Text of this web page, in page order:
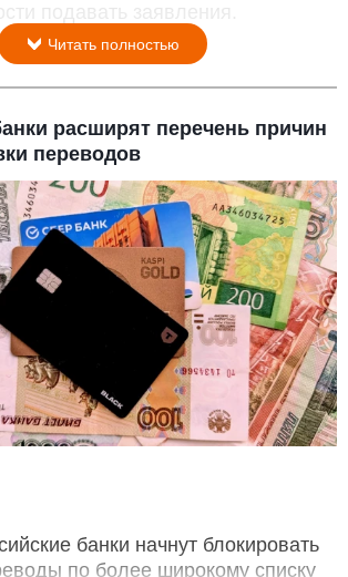
подавать заявления.
Читать полностью
расширят перечень причин
переводов
банки начнут блокировать
по более широкому списку